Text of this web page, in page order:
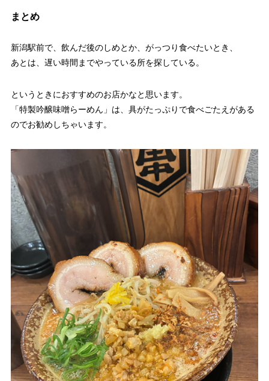
まとめ
新潟駅前で、飲んだ後のしめとか、がっつり食べたいとき、
あとは、遅い時間までやっている所を探している。
というときにおすすめのお店かなと思います。
「特製吟醸味噌らーめん」は、具がたっぷりで食べごたえがある
のでお勧めしちゃいます。